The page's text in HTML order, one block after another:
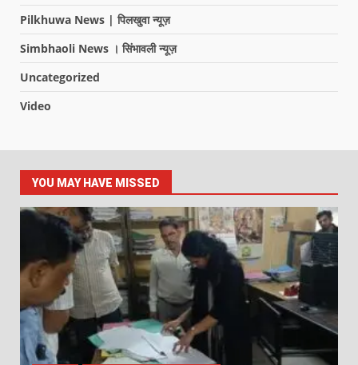
Pilkhuwa News | पिलखुवा न्यूज़
Simbhaoli News । सिंभावली न्यूज़
Uncategorized
Video
YOU MAY HAVE MISSED